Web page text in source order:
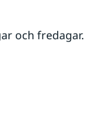
och